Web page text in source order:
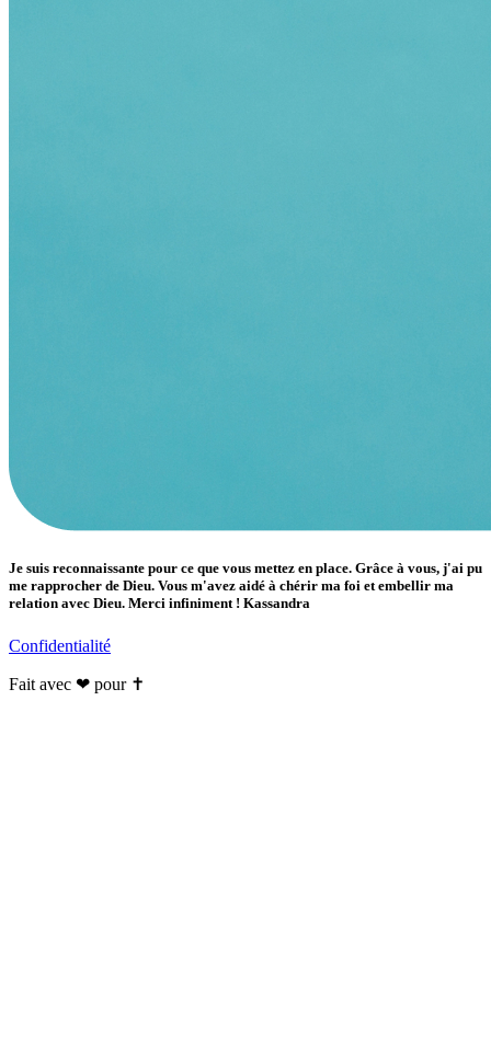
Je suis reconnaissante pour ce que vous mettez en place. Grâce à vous, j'ai pu
me rapprocher de Dieu. Vous m'avez aidé à chérir ma foi et embellir ma
relation avec Dieu. Merci infiniment ! Kassandra
Confidentialité
Fait avec ❤ pour ✝️️